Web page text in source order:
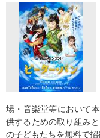
場・音楽堂等において
供するための取り組み
の子どもたちを無料で招